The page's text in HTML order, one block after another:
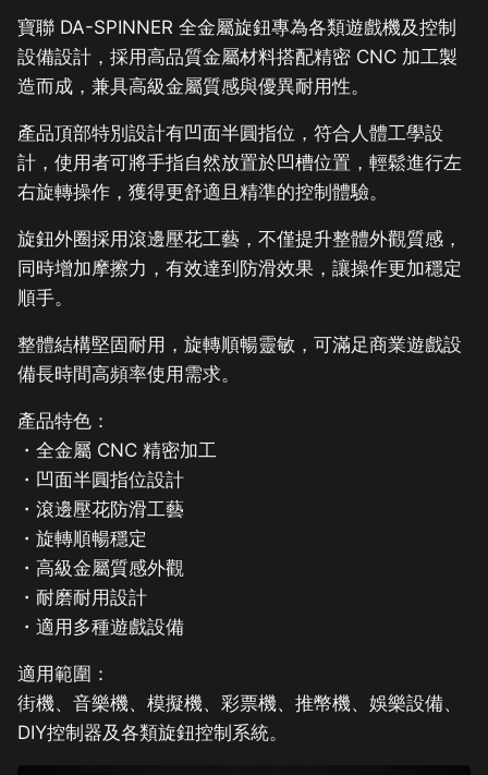
寶聯 DA-SPINNER 全金屬旋鈕專為各類遊戲機及控制
設備設計，採用高品質金屬材料搭配精密 CNC 加工製
造而成，兼具高級金屬質感與優異耐用性。
產品頂部特別設計有凹面半圓指位，符合人體工學設
計，使用者可將手指自然放置於凹槽位置，輕鬆進行左
右旋轉操作，獲得更舒適且精準的控制體驗。
旋鈕外圈採用滾邊壓花工藝，不僅提升整體外觀質感，
同時增加摩擦力，有效達到防滑效果，讓操作更加穩定
順手。
整體結構堅固耐用，旋轉順暢靈敏，可滿足商業遊戲設
備長時間高頻率使用需求。
產品特色：
・全金屬 CNC 精密加工
・凹面半圓指位設計
・滾邊壓花防滑工藝
・旋轉順暢穩定
・高級金屬質感外觀
・耐磨耐用設計
・適用多種遊戲設備
適用範圍：
街機、音樂機、模擬機、彩票機、推幣機、娛樂設備、
DIY控制器及各類旋鈕控制系統。